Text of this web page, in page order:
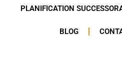
PLANIFICATION
BLOG